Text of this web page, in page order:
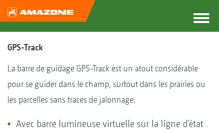
GPS-Track
La barre de guidage GPS-Track est un atout considérable
pour se guider dans le champ, surtout dans les prairies ou
les parcelles sans traces de jalonnage.
Avec barre lumineuse virtuelle sur la ligne d’état